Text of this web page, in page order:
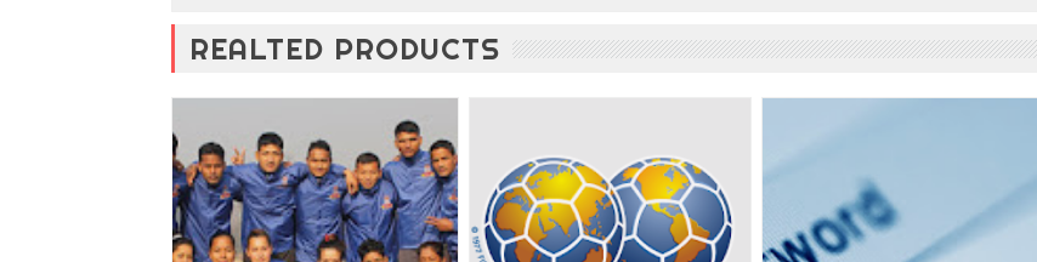
f
REALTED PRODUCTS